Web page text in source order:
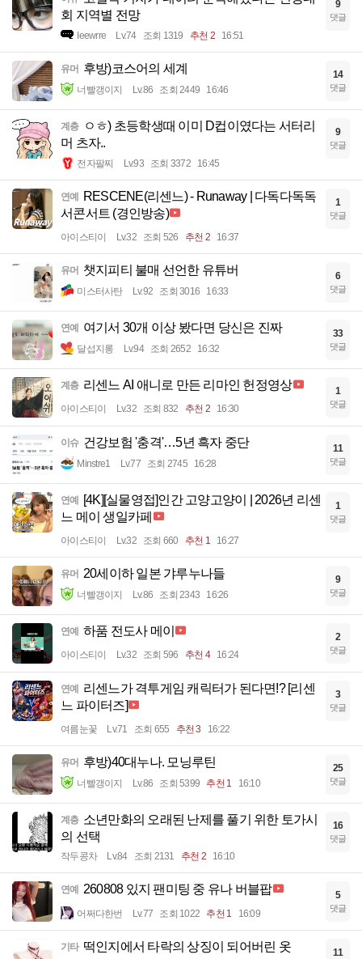
회 지역별 전망
Ieewrre Lv.74 조회 1319 추천 2 16:51
9
댓글
유머 후방)코스어의 세계
너빨갱이지 Lv.86 조회 2449 16:46
14
댓글
계층
ㅇㅎ) 초등학생때 이미 D컵이였다는 서터리
머 츠자..
전자팔찌 Lv.93 조회 3372 16:45
9
댓글
연예 RESCENE(리센느) - Runaway | 다독다독독
서콘서트 (경인방송)
아이스티이 Lv.32 조회 526 추천 2 16:37
1
댓글
유머 챗지피티 불매 선언한 유튜버
미스터사탄 Lv.92 조회 3016 16:33
6
댓글
연예 여기서 30개 이상 봤다면 당신은 진짜
달섭지롱 Lv.94 조회 2652 16:32
33
댓글
계층 리센느 AI 애니로 만든 리마인 헌정영상
아이스티이 Lv.32 조회 832 추천 2 16:30
1
댓글
이슈 건강보험 '충격'…5년 흑자 중단
Minstre1 Lv.77 조회 2745 16:28
11
댓글
연예 [4K][실물영접]인간 고양고양이 | 2026년 리센
느 메이 생일카페
아이스티이 Lv.32 조회 660 추천 1 16:27
1
댓글
유머 20세이하 일본 갸루누나들
너빨갱이지 Lv.86 조회 2343 16:26
9
댓글
연예 하품 전도사 메이
아이스티이 Lv.32 조회 596 추천 4 16:24
2
댓글
연예 리센느가 격투게임 캐릭터가 된다면!? [리센
느 파이터즈]
여름눈꽃 Lv.71 조회 655 추천 3 16:22
3
댓글
유머 후방)40대누나. 모닝루틴
너빨갱이지 Lv.86 조회 5399 추천 1 16:10
25
댓글
계층 소년만화의 오래된 난제를 풀기 위한 토가시
의 선택
작두콩차 Lv.84 조회 2131 추천 2 16:10
16
댓글
연예 260808 있지 팬미팅 중 유나 버블팝
어쩌다한번 Lv.77 조회 1022 추천 1 16:09
5
댓글
기타 떡인지에서 타락의 상징이 되어버린 옷 11